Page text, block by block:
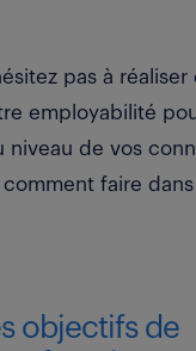
pas à réaliser
employabilité
de vos
faire
objectifs de